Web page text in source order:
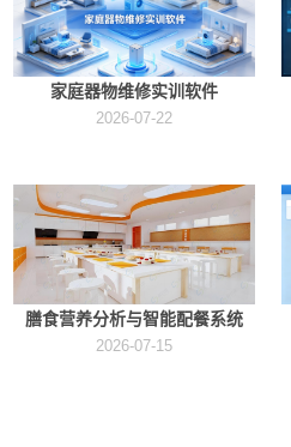
家庭器物维修实训软件
2026-07-22
膳食营养分析与智能配餐系统
2026-07-15